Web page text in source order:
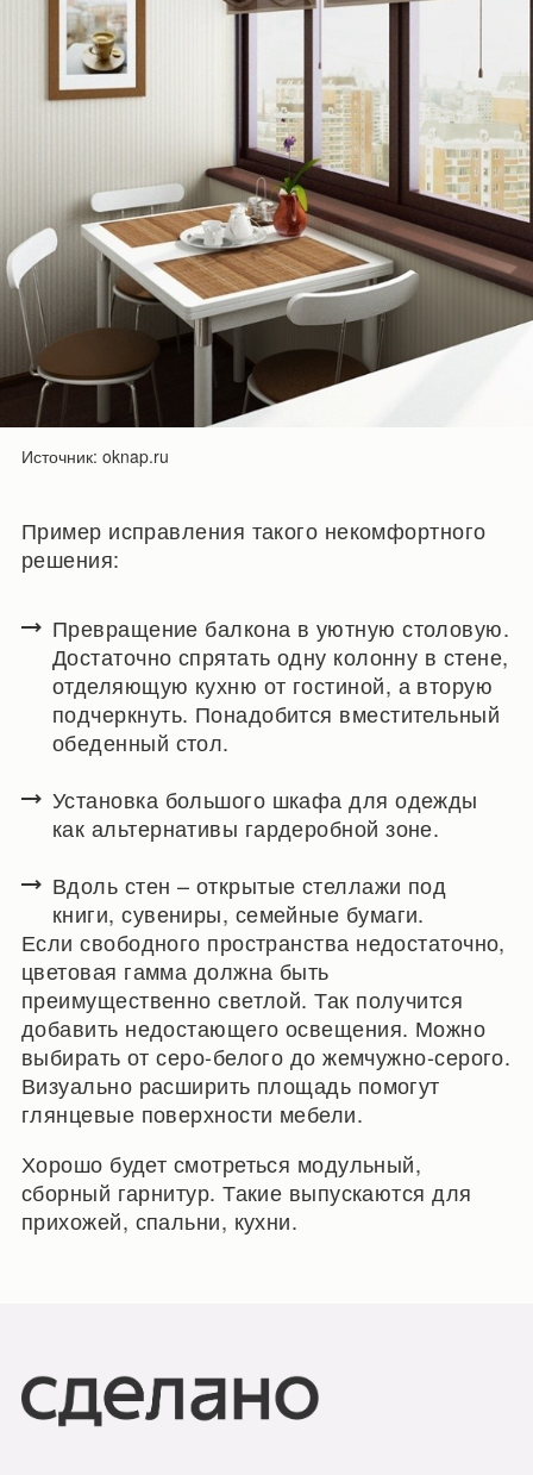
Источник: oknap.ru
Пример исправления такого некомфортного
решения:
Превращение балкона в уютную столовую.
Достаточно спрятать одну колонну в стене,
отделяющую кухню от гостиной, а вторую
подчеркнуть. Понадобится вместительный
обеденный стол.
Установка большого шкафа для одежды
как альтернативы гардеробной зоне.
Вдоль стен – открытые стеллажи под
книги, сувениры, семейные бумаги.
Если свободного пространства недостаточно,
цветовая гамма должна быть
преимущественно светлой. Так получится
добавить недостающего освещения. Можно
выбирать от серо-белого до жемчужно-серого.
Визуально расширить площадь помогут
глянцевые поверхности мебели.
Хорошо будет смотреться модульный,
сборный гарнитур. Такие выпускаются для
прихожей, спальни, кухни.